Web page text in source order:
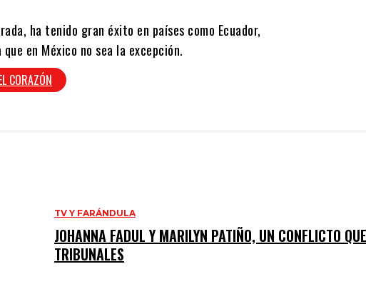
ha tenido gran éxito en países como Ecuador,
en México no sea la excepción.
CORAZÓN
TV Y FARÁNDULA
JOHANNA FADUL Y MARILYN PATIÑO, UN CONFLICTO
TRIBUNALES